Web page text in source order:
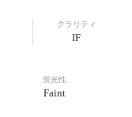
クラリティ
IF
蛍光性
Faint